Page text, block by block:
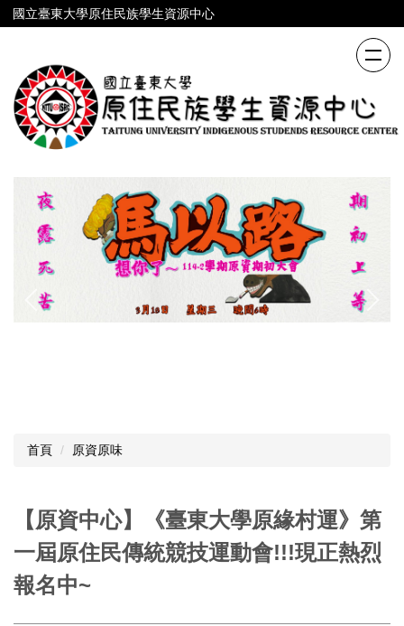
跳
到
內
容
區
國立臺東大學原住民族學生資源中心
首頁 原資原味
【原資中心】《臺東大學原緣村運》第
一屆原住民傳統競技運動會!!!現正熱烈
報名中~